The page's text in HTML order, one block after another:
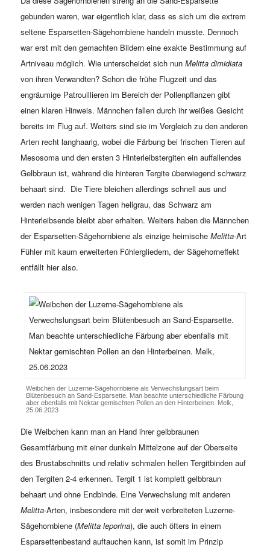
gebunden waren, war eigentlich klar, dass es sich um die extrem
seltene Esparsetten-Sägehornbiene handeln musste. Dennoch
war erst mit den gemachten Bildern eine exakte Bestimmung auf
Artniveau möglich. Wie unterscheidet sich nunMelitta dimidiata
von ihren Verwandten? Schon die frühe Flugzeit und das
engräumige Patrouillieren im Bereich der Pollenpflanzen gibt
einen klaren Hinweis. Männchen fallen durch ihr weißes Gesicht
bereits im Flug auf. Weiters sind sie im Vergleich zu den anderen
Arten recht langhaarig, wobei die Färbung bei frischen Tieren auf
Mesosoma und den ersten 3 Hinterleibstergiten ein auffallendes
Gelbbraun ist, während die hinteren Tergite überwiegend schwarz
behaart sind. Die Tiere bleichen allerdings schnell aus und
werden nach wenigen Tagen hellgrau, das Schwarz am
Hinterleibsende bleibt aber erhalten. Weiters haben die Männchen
der Esparsetten-Sägehornbiene als einzige heimischeMelitta-Art
Fühler mit kaum erweiterten Fühlergliedern, der Sägehorneffekt
entfällt hier also.
Weibchen der Luzerne-Sägehornbiene als Verwechslungsart beim
Blütenbesuch an Sand-Esparsette. Man beachte unterschiedliche Färbung
aber ebenfalls mit Nektar gemischten Pollen an den Hinterbeinen. Melk,
25.06.2023
Die Weibchen kann man an Hand ihrer gelbbraunen
Gesamtfärbung mit einer dunkeln Mittelzone auf der Oberseite
des Brustabschnitts und relativ schmalen hellen Tergitbinden auf
den Tergiten 2-4 erkennen. Tergit 1 ist komplett gelbbraun
behaart und ohne Endbinde. Eine Verwechslung mit anderen
Melitta-Arten, insbesondere mit der weit verbreiteten Luzerne-
Sägehornbiene (Melitta leporina), die auch öfters in einem
Esparsettenbestand auftauchen kann, ist somit im Prinzip